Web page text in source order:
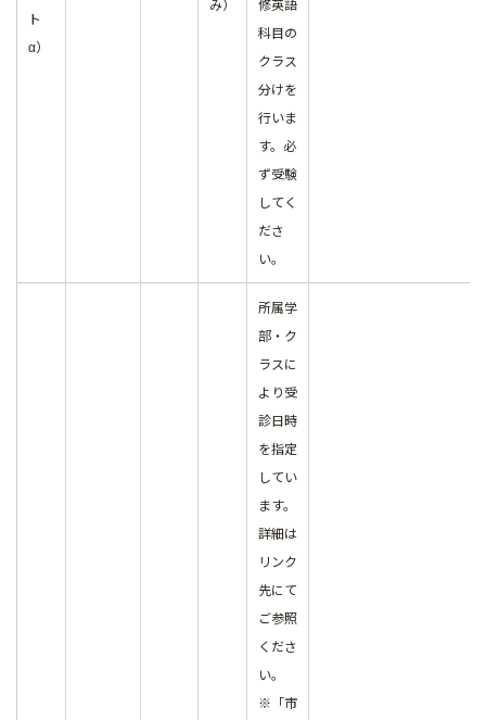
ト
α）
み）
修英語
科目の
クラス
分けを
行いま
す。必
ず受験
してく
ださ
い。
所属学
部・ク
ラスに
より受
診日時
を指定
してい
ます。
詳細は
リンク
先にて
ご参照
くださ
い。
※「市